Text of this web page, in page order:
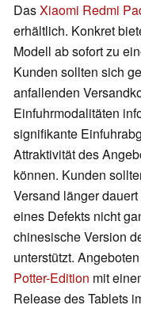
DasXiaomi Redmi
erhältlich. Konkret
Modell ab sofort zu
Kunden sollten sich
anfallenden
Einfuhrmodalitäten
signifikante
Attraktivität des
können. Kunden
Versand länger
eines Defekts nicht
chinesische Version
unterstützt.
Potter-Edition mit
Release des Tablets